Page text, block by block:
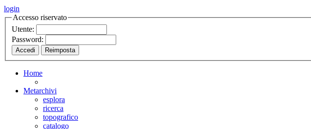
login
Accesso riservato
Utente:
Password:
Home
Metarchivi
esplora
ricerca
topografico
catalogo